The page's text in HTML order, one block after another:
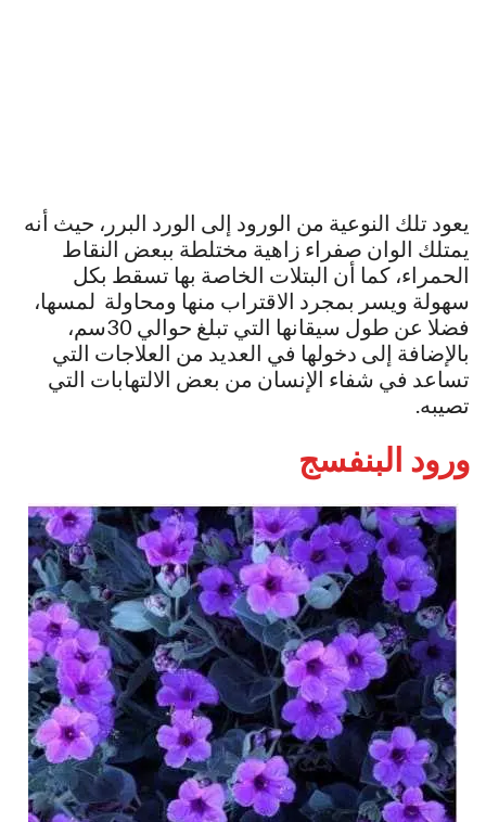
يعود تلك النوعية من الورود إلى الورد البرر، حيث أنه
يمتلك الوان صفراء زاهية مختلطة ببعض النقاط
الحمراء، كما أن البتلات الخاصة بها تسقط بكل
سهولة ويسر بمجرد الاقتراب منها ومحاولة لمسها،
فضلا عن طول سيقانها التي تبلغ حوالي 30سم،
بالإضافة إلى دخولها في العديد من العلاجات التي
تساعد في شفاء الإنسان من بعض الالتهابات التي
تصيبه.
ورود البنفسج